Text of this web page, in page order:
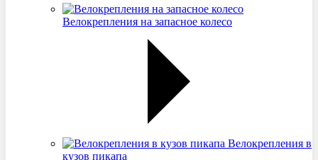
Велокрепления на запасное колесо
Велокрепления в
кузов пикапа